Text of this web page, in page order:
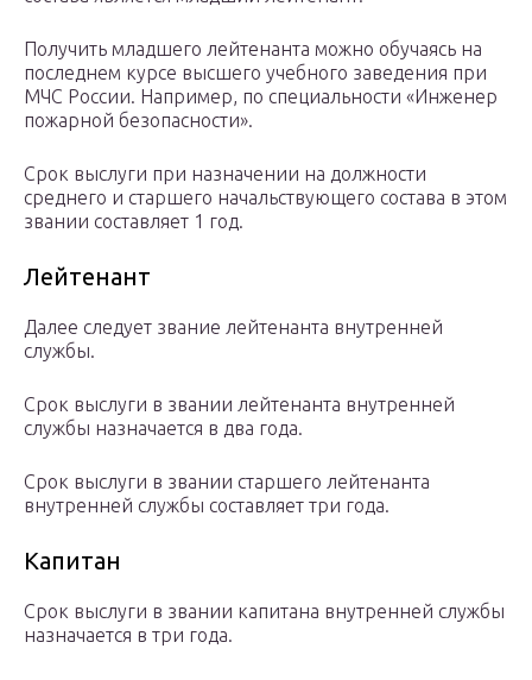
Получить младшего лейтенанта можно обучаясь на
последнем курсе высшего учебного заведения при
МЧС России. Например, по специальности «Инженер
пожарной безопасности».
Срок выслуги при назначении на должности
среднего и старшего начальствующего состава в этом
звании составляет 1 год.
Лейтенант
Далее следует звание лейтенанта внутренней
службы.
Срок выслуги в звании лейтенанта внутренней
службы назначается в два года.
Срок выслуги в звании старшего лейтенанта
внутренней службы составляет три года.
Капитан
Срок выслуги в звании капитана внутренней службы
назначается в три года.